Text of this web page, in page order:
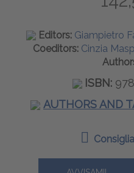
Editors: Giampietro
Coeditors: Cinzia
ISBN:
AUTHORS AND